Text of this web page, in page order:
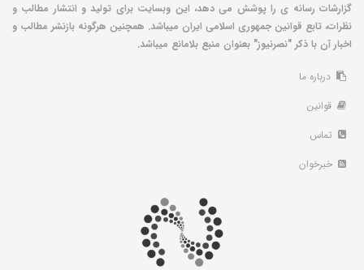
گزارشات رسانه ی را پوشش می دهد، این وبسایت برای تولید و انتشار مطالب و
نظرات، تابع قوانین جمهوری اسلامی ایران میباشد. همچنین هرگونه بازنشر مطالب و
اخبار آن با ذکر "نصرنیوز" بعنوان منبع بلامانع میباشد.
درباره ما
قوانین
تماس
خبرخوان